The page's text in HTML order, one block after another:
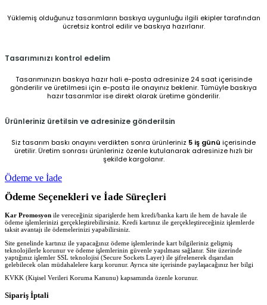
Yüklemiş olduğunuz tasarımların baskıya uygunluğu ilgili ekipler tarafından
ücretsiz kontrol edilir ve baskıya hazırlanır.
Tasarımınızı kontrol edelim
Tasarımınızın baskıya hazır hali e-posta adresinize 24 saat içerisinde
gönderilir ve üretilmesi için e-posta ile onayınız beklenir. Tümüyle baskıya
hazır tasarımlar ise direkt olarak üretime gönderilir.
Ürünleriniz üretilsin ve adresinize gönderilsin
Siz tasarım baskı onayını verdikten sonra ürünleriniz 5 iş günü içerisinde
üretilir. Üretim sonrası ürünleriniz özenle kutulanarak adresinize hızlı bir
şekilde kargolanır.
Ödeme ve İade
Ödeme Seçenekleri ve İade Süreçleri
Kar Promosyon ile vereceğiniz siparişlerde hem kredi/banka kartı ile hem de havale ile
ödeme işlemlerinizi gerçekleştirebilirsiniz. Kredi kartınız ile gerçekleştireceğiniz işlemlerde
taksit avantajı ile ödemelerinizi yapabilirsiniz.
Site genelinde kartınız ile yapacağınız ödeme işlemlerinde kart bilgileriniz gelişmiş
teknolojilerle korunur ve ödeme işlemlerinin güvenle yapılması sağlanır. Site üzerinde
yaptığınız işlemler SSL teknolojisi (Secure Sockets Layer) ile şifrelenerek dışarıdan
gelebilecek olan müdahalelere karşı korunur. Ayrıca site içerisinde paylaşacağınız her bilgi
KVKK (Kişisel Verileri Koruma Kanunu) kapsamında özenle korunur.
Sipariş İptali